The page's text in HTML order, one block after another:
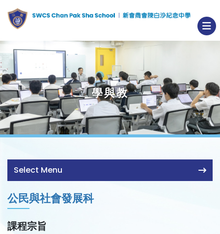
學與教
Select Menu
公民與社會發展科
課程宗旨